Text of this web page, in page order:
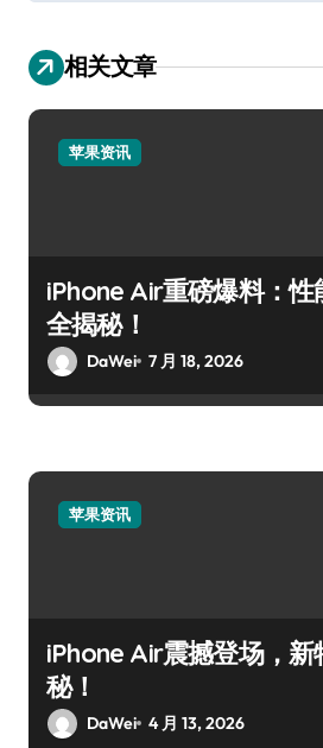
相关文章
苹果资讯
iPhone Air重磅爆料：
全揭秘！
DaWei 7 月 18, 2026
苹果资讯
iPhone Air震撼登场，
秘！
DaWei 4 月 13, 2026